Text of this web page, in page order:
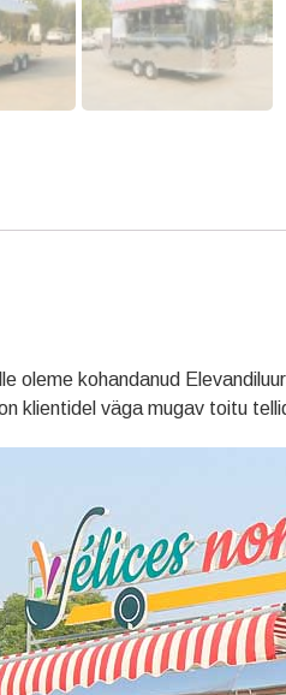
oleme kohandanud
klientidel väga mugav toitu